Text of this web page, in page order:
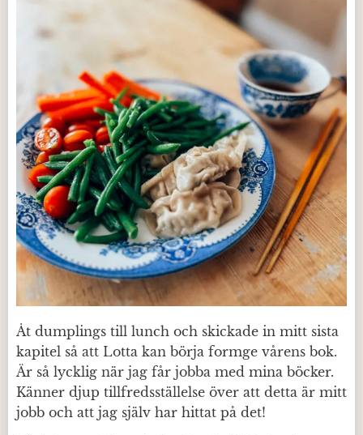
Åt dumplings till lunch och skickade in mitt sista
kapitel så att Lotta kan börja formge vårens bok.
Är så lycklig när jag får jobba med mina böcker.
Känner djup tillfredsställelse över att detta är mitt
jobb och att jag själv har hittat på det!